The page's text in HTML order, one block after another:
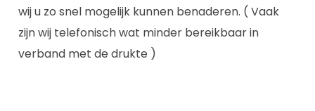
wij u zo snel mogelijk kunnen benaderen. ( Vaak
zijn wij telefonisch wat minder bereikbaar in
verband met de drukte )